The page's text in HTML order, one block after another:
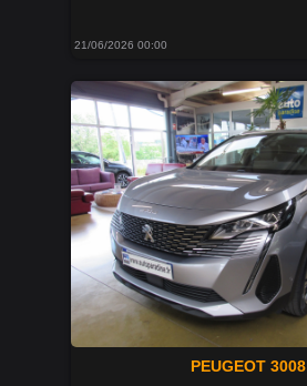
21/06/2026 00:00
PEUGEOT 3008